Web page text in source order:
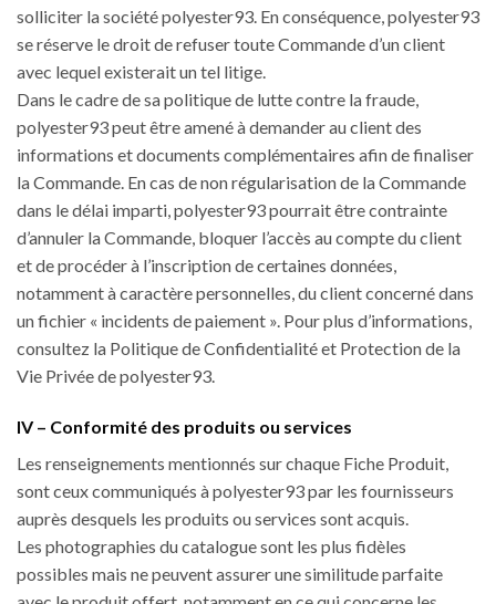
solliciter la société polyester93. En conséquence, polyester93
se réserve le droit de refuser toute Commande d’un client
avec lequel existerait un tel litige.
Dans le cadre de sa politique de lutte contre la fraude,
polyester93 peut être amené à demander au client des
informations et documents complémentaires afin de finaliser
la Commande. En cas de non régularisation de la Commande
dans le délai imparti, polyester93 pourrait être contrainte
d’annuler la Commande, bloquer l’accès au compte du client
et de procéder à l’inscription de certaines données,
notamment à caractère personnelles, du client concerné dans
un fichier « incidents de paiement ». Pour plus d’informations,
consultez la Politique de Confidentialité et Protection de la
Vie Privée de polyester93.
IV – Conformité des produits ou services
Les renseignements mentionnés sur chaque Fiche Produit,
sont ceux communiqués à polyester93 par les fournisseurs
auprès desquels les produits ou services sont acquis.
Les photographies du catalogue sont les plus fidèles
possibles mais ne peuvent assurer une similitude parfaite